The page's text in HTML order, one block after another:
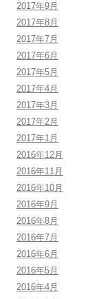
2017年9月
2017年8月
2017年7月
2017年6月
2017年5月
2017年4月
2017年3月
2017年2月
2017年1月
2016年12月
2016年11月
2016年10月
2016年9月
2016年8月
2016年7月
2016年6月
2016年5月
2016年4月